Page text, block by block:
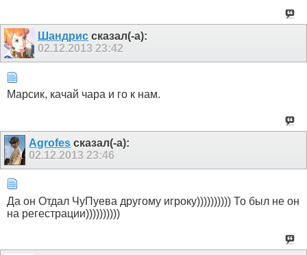
Шандрис сказал(-а):
02.12.2013 23:42
Марсик, качай чара и го к нам.
Agrofes сказал(-а):
02.12.201323:46
Да он Отдал ЧуПуева другому игроку)))))))))) То был не он
на регестрации))))))))))